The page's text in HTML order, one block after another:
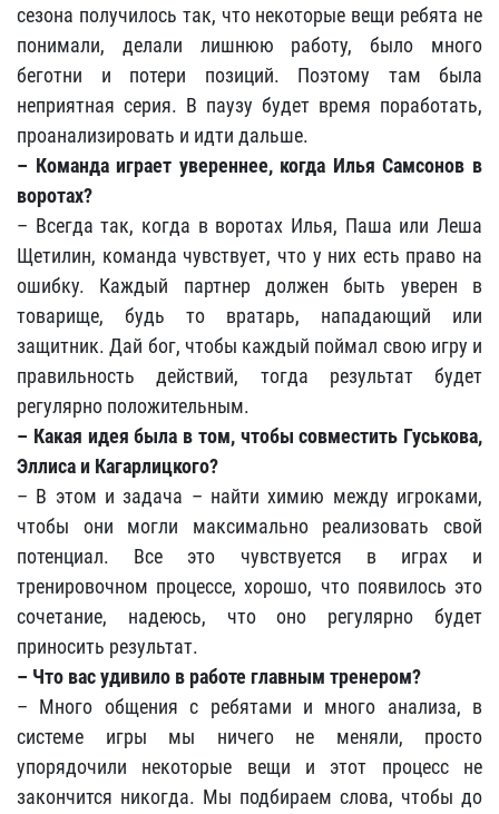
сезона получилось так, что некоторые вещи ребята не
понимали, делали лишнюю работу, было много
беготни и потери позиций. Поэтому там была
неприятная серия. В паузу будет время поработать,
проанализировать и идти дальше.
– Команда играет увереннее, когда Илья Самсонов в
воротах?
– Всегда так, когда в воротах Илья, Паша или Леша
Щетилин, команда чувствует, что у них есть право на
ошибку. Каждый партнер должен быть уверен в
товарище, будь то вратарь, нападающий или
защитник. Дай бог, чтобы каждый поймал свою игру и
правильность действий, тогда результат будет
регулярно положительным.
– Какая идея была в том, чтобы совместить Гуськова,
Эллиса и Кагарлицкого?
– В этом и задача – найти химию между игроками,
чтобы они могли максимально реализовать свой
потенциал. Все это чувствуется в играх и
тренировочном процессе, хорошо, что появилось это
сочетание, надеюсь, что оно регулярно будет
приносить результат.
– Что вас удивило в работе главным тренером?
– Много общения с ребятами и много анализа, в
системе игры мы ничего не меняли, просто
упорядочили некоторые вещи и этот процесс не
закончится никогда. Мы подбираем слова, чтобы до